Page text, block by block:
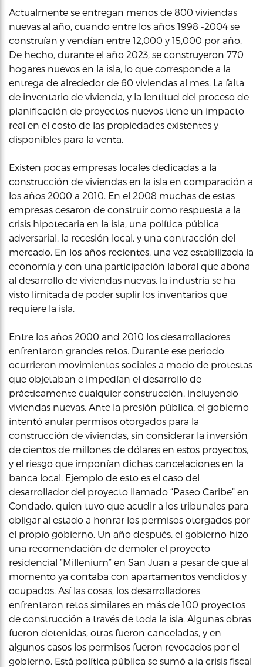
Actualmente se entregan menos de 800 viviendas
nuevas al año, cuando entre los años 1998 -2004 se
construían y vendían entre 12,000 y 15,000 por año.
De hecho, durante el año 2023, se construyeron 770
hogares nuevos en la isla, lo que corresponde a la
entrega de alrededor de 60 viviendas al mes. La falta
de inventario de vivienda, y la lentitud del proceso de
planificación de proyectos nuevos tiene un impacto
real en el costo de las propiedades existentes y
disponibles para la venta.
Existen pocas empresas locales dedicadas a la
construcción de viviendas en la isla en comparación a
los años 2000 a 2010. En el 2008 muchas de estas
empresas cesaron de construir como respuesta a la
crisis hipotecaria en la isla, una política pública
adversarial, la recesión local, y una contracción del
mercado. En los años recientes, una vez estabilizada la
economía y con una participación laboral que abona
al desarrollo de viviendas nuevas, la industria se ha
visto limitada de poder suplir los inventarios que
requiere la isla.
Entre los años 2000 and 2010 los desarrolladores
enfrentaron grandes retos. Durante ese periodo
ocurrieron movimientos sociales a modo de protestas
que objetaban e impedían el desarrollo de
prácticamente cualquier construcción, incluyendo
viviendas nuevas. Ante la presión pública, el gobierno
intentó anular permisos otorgados para la
construcción de viviendas, sin considerar la inversión
de cientos de millones de dólares en estos proyectos,
y el riesgo que imponían dichas cancelaciones en la
banca local. Ejemplo de esto es el caso del
desarrollador del proyecto llamado “Paseo Caribe” en
Condado, quien tuvo que acudir a los tribunales para
obligar al estado a honrar los permisos otorgados por
el propio gobierno. Un año después, el gobierno hizo
una recomendación de demoler el proyecto
residencial “Millenium” en San Juan a pesar de que al
momento ya contaba con apartamentos vendidos y
ocupados. Así las cosas, los desarrolladores
enfrentaron retos similares en más de 100 proyectos
de construcción a través de toda la isla. Algunas obras
fueron detenidas, otras fueron canceladas, y en
algunos casos los permisos fueron revocados por el
gobierno. Está política pública se sumó a la crisis fiscal